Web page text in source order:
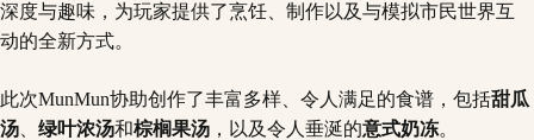
深度与趣味，为玩家提供了烹饪、制作以及与模拟市民世界互
动的全新方式。
此次MunMun协助创作了丰富多样、令人满足的食谱，包括甜瓜
汤
绿叶浓汤和棕榈果汤 ，以及令人垂涎的意式奶冻。